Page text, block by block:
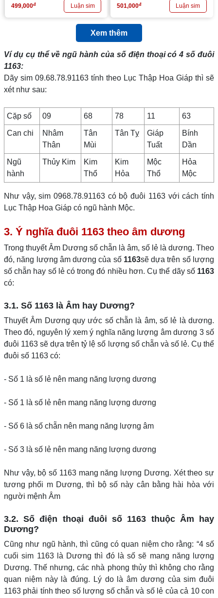
499,000đ 501,000đ
Xem thêm
Ví dụ cụ thể về ngũ hành của số điện thoại có 4 số đuôi
1163:
Dãy sim 09.68.78.91163 tính theo Lục Thập Hoa Giáp thì sẽ
xét như sau:
Cặp số 09 68 78 11 63
Can chi
Nhâm
Thân
Tân
Mùi
Tân Tỵ
Giáp
Tuất
Bính
Dần
Ngũ
hành
Thủy Kim
Kim
Thổ
Kim
Hỏa
Mộc
Thổ
Hỏa
Mộc
Như vậy, sim 0968.78.91163 có bộ đuôi 1163 với cách tính
Lục Thập Hoa Giáp có ngũ hành Mộc.
3. Ý nghĩa đuôi 1163 theo âm dương
Trong thuyết Âm Dương số chẵn là âm, số lẻ là dương. Theo
đó, năng lượng âm dương của số 1163sẽ dựa trên số lượng
số chẵn hay số lẻ có trong đó nhiều hơn. Cụ thể dãy số 1163
có:
3.1. Số 1163 là Âm hay Dương?
Thuyết Âm Dương quy ước số chẵn là âm, số lẻ là dương.
Theo đó, nguyên lý xem ý nghĩa năng lượng âm dương 3 số
đuôi 1163 sẽ dựa trên tỷ lệ số lượng số chẵn và số lẻ. Cụ thể
đuôi số 1163 có:
- Số 1 là số lẻ nên mang năng lượng dương
- Số 1 là số lẻ nên mang năng lượng dương
- Số 6 là số chẵn nên mang năng lượng âm
- Số 3 là số lẻ nên mang năng lượng dương
Như vậy, bộ số 1163 mang năng lượng Dương. Xét theo sự
tương phối m Dương, thì bộ số này cân bằng hài hòa với
người mệnh Âm
3.2. Số điện thoại đuôi số 1163 thuộc Âm hay
Dương?
Cũng như ngũ hành, thì cũng có quan niệm cho rằng: “4 số
cuối sim 1163 là Dương thì đó là số sẽ mang năng lượng
Dương. Thế nhưng, các nhà phong thủy thì không cho rằng
quan niệm này là đúng. Lý do là âm dương của sim đuôi
1163 phải tính theo số lượng số chẵn và số lẻ của cả 10 con